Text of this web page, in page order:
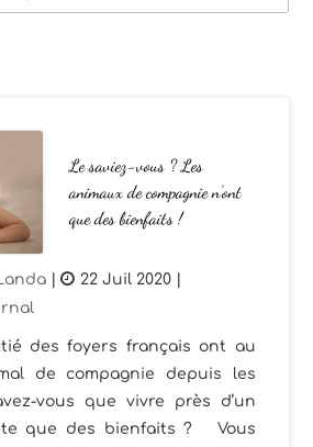
Le saviez-vous ? Les
animaux de compagnie n’ont
que des bienfaits !
| 22 Juil 2020
des foyers français ont au
de compagnie depuis les
vous que vivre près d’un
que des bienfaits ? Vous